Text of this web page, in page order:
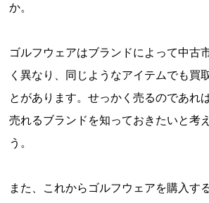
か。
ゴルフウェアはブランドによって中古
く異なり、同じようなアイテムでも買
とがあります。せっかく売るのであれ
売れるブランドを知っておきたいと考
う。
また、これからゴルフウェアを購入す